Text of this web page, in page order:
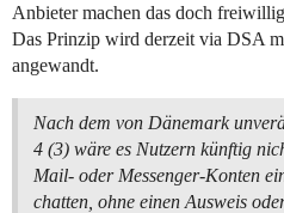
Anbieter machen das doch
Das Prinzip wird derzeit via DSA
angewandt.
Nach dem von Dänemark
4 (3) wäre es Nutzern künftig
Mail- oder Messenger-Konten
chatten, ohne einen Ausweis